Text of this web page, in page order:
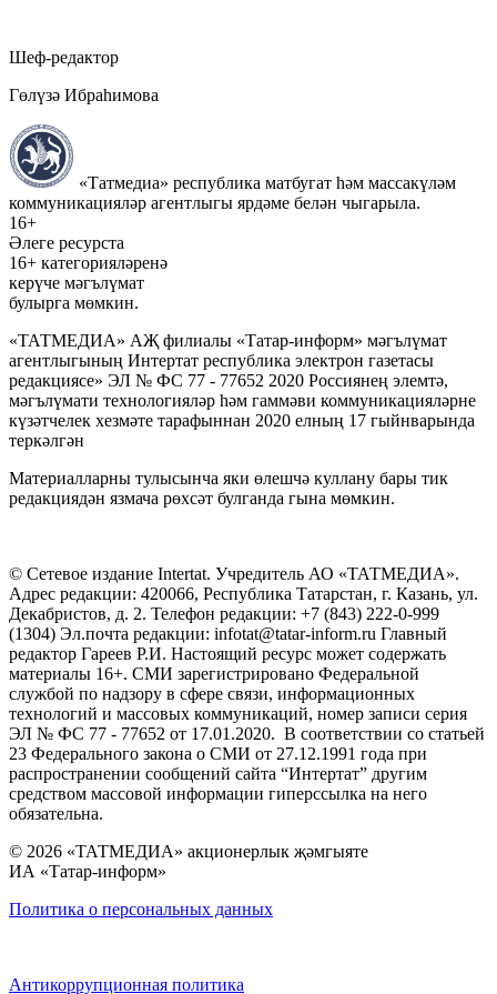
Шеф-редактор
Гөлүзә Ибраһимова
«Татмедиа» республика матбугат һәм массакүләм
коммуникацияләр агентлыгы ярдәме белән чыгарыла.
16+
Әлеге ресурста
16+ категорияләренә
керүче мәгълүмат
булырга мөмкин.
«ТАТМЕДИА» АҖ филиалы «Татар-информ» мәгълүмат
агентлыгының Интертат республика электрон газетасы
редакциясе» ЭЛ № ФС 77 - 77652 2020 Россиянең элемтә,
мәгълүмати технологияләр һәм гаммәви коммуникацияләрне
күзәтчелек хезмәте тарафыннан 2020 елның 17 гыйнварында
теркәлгән
Материалларны тулысынча яки өлешчә куллану бары тик
редакциядән язмача рөхсәт булганда гына мөмкин.
© Сетевое издание Intertat. Учредитель АО «ТАТМЕДИА».
Адрес редакции: 420066, Республика Татарстан, г. Казань, ул.
Декабристов, д. 2. Телефон редакции: +7 (843) 222-0-999
(1304) Эл.почта редакции: infotat@tatar-inform.ru Главный
редактор Гареев Р.И. Настоящий ресурс может содержать
материалы 16+. СМИ зарегистрировано Федеральной
службой по надзору в сфере связи, информационных
технологий и массовых коммуникаций, номер записи серия
ЭЛ № ФС 77 - 77652 от 17.01.2020. В соответствии со статьей
23 Федерального закона о СМИ от 27.12.1991 года при
распространении сообщений сайта “Интертат” другим
средством массовой информации гиперссылка на него
обязательна.
© 2026 «ТАТМЕДИА» акционерлык җәмгыяте
ИА «Татар-информ»
Политика о персональных данных
Антикоррупционная политика